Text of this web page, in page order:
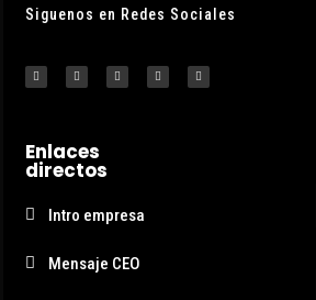
Siguenos en Redes Sociales
Enlaces
directos
Intro empresa
Mensaje CEO